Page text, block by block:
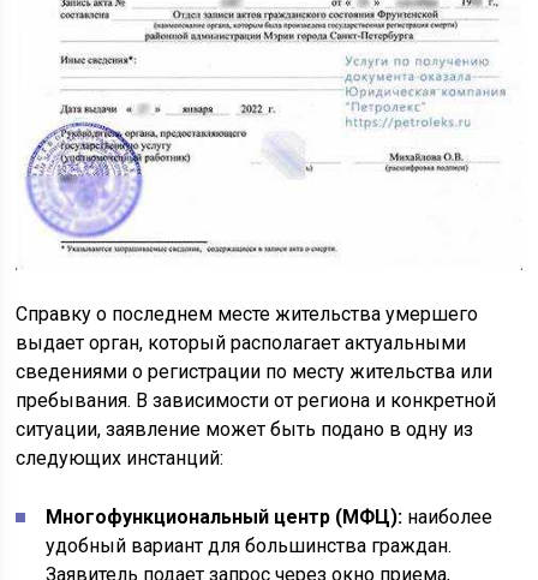
Справку о последнем месте жительства умершего
выдает орган, который располагает актуальными
сведениями о регистрации по месту жительства или
пребывания. В зависимости от региона и конкретной
ситуации, заявление может быть подано в одну из
следующих инстанций:
Многофункциональный центр (МФЦ): наиболее
удобный вариант для большинства граждан.
Заявитель подает запрос через окно приема,